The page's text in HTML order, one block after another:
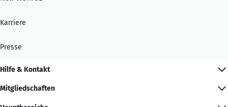
Karriere
Presse
Hilfe & Kontakt
Mitgliedschaften